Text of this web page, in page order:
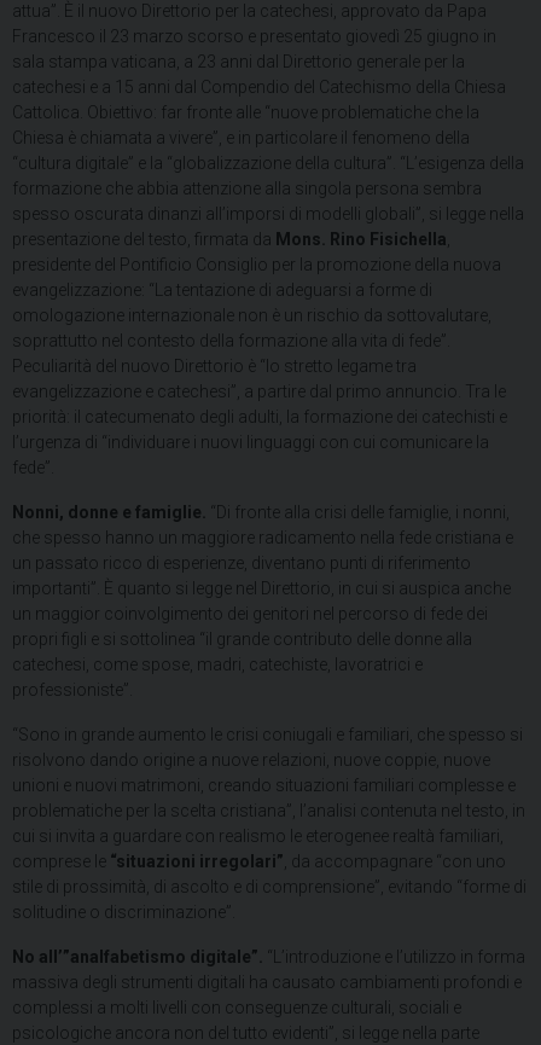
attua”. È il nuovo Direttorio per la catechesi, approvato da Papa
Francesco il 23 marzo scorso e presentato giovedì 25 giugno in
sala stampa vaticana, a 23 anni dal Direttorio generale per la
catechesi e a 15 anni dal Compendio del Catechismo della Chiesa
Cattolica. Obiettivo: far fronte alle “nuove problematiche che la
Chiesa è chiamata a vivere”, e in particolare il fenomeno della
“cultura digitale” e la “globalizzazione della cultura”. “L’esigenza della
formazione che abbia attenzione alla singola persona sembra
spesso oscurata dinanzi all’imporsi di modelli globali”, si legge nella
presentazione del testo, firmata da Mons. Rino Fisichella,
presidente del Pontificio Consiglio per la promozione della nuova
evangelizzazione: “La tentazione di adeguarsi a forme di
omologazione internazionale non è un rischio da sottovalutare,
soprattutto nel contesto della formazione alla vita di fede”.
Peculiarità del nuovo Direttorio è “lo stretto legame tra
evangelizzazione e catechesi”, a partire dal primo annuncio. Tra le
priorità: il catecumenato degli adulti, la formazione dei catechisti e
l’urgenza di “individuare i nuovi linguaggi con cui comunicare la
fede”.
Nonni, donne e famiglie. “Di fronte alla crisi delle famiglie, i nonni,
che spesso hanno un maggiore radicamento nella fede cristiana e
un passato ricco di esperienze, diventano punti di riferimento
importanti”. È quanto si legge nel Direttorio, in cui si auspica anche
un maggior coinvolgimento dei genitori nel percorso di fede dei
propri figli e si sottolinea “il grande contributo delle donne alla
catechesi, come spose, madri, catechiste, lavoratrici e
professioniste”.
“Sono in grande aumento le crisi coniugali e familiari, che spesso si
risolvono dando origine a nuove relazioni, nuove coppie, nuove
unioni e nuovi matrimoni, creando situazioni familiari complesse e
problematiche per la scelta cristiana”, l’analisi contenuta nel testo, in
cui si invita a guardare con realismo le eterogenee realtà familiari,
comprese le “situazioni irregolari”, da accompagnare “con uno
stile di prossimità, di ascolto e di comprensione”, evitando “forme di
solitudine o discriminazione”.
No all’”analfabetismo digitale”. “L’introduzione e l’utilizzo in forma
massiva degli strumenti digitali ha causato cambiamenti profondi e
complessi a molti livelli con conseguenze culturali, sociali e
psicologiche ancora non del tutto evidenti”, si legge nella parte